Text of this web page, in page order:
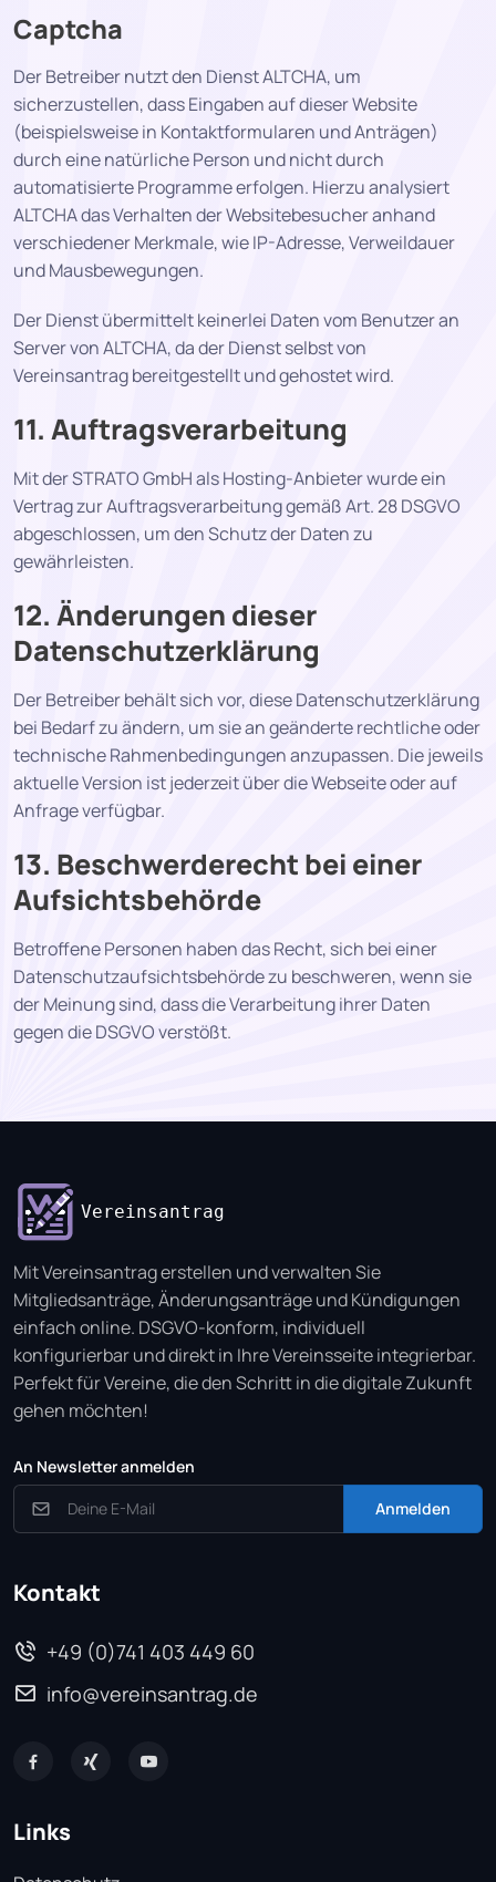
Captcha
Der Betreiber nutzt den Dienst ALTCHA, um
sicherzustellen, dass Eingaben auf dieser Website
(beispielsweise in Kontaktformularen und Anträgen)
durch eine natürliche Person und nicht durch
automatisierte Programme erfolgen. Hierzu analysiert
ALTCHA das Verhalten der Websitebesucher anhand
verschiedener Merkmale, wie IP-Adresse, Verweildauer
und Mausbewegungen.
Der Dienst übermittelt keinerlei Daten vom Benutzer an
Server von ALTCHA, da der Dienst selbst von
Vereinsantrag bereitgestellt und gehostet wird.
11. Auftragsverarbeitung
Mit der STRATO GmbH als Hosting-Anbieter wurde ein
Vertrag zur Auftragsverarbeitung gemäß Art. 28 DSGVO
abgeschlossen, um den Schutz der Daten zu
gewährleisten.
12. Änderungen dieser
Datenschutzerklärung
Der Betreiber behält sich vor, diese Datenschutzerklärung
bei Bedarf zu ändern, um sie an geänderte rechtliche oder
technische Rahmenbedingungen anzupassen. Die jeweils
aktuelle Version ist jederzeit über die Webseite oder auf
Anfrage verfügbar.
13. Beschwerderecht bei einer
Aufsichtsbehörde
Betroffene Personen haben das Recht, sich bei einer
Datenschutzaufsichtsbehörde zu beschweren, wenn sie
der Meinung sind, dass die Verarbeitung ihrer Daten
gegen die DSGVO verstößt.
Vereinsantrag
Mit Vereinsantrag erstellen und verwalten Sie
Mitgliedsanträge, Änderungsanträge und Kündigungen
einfach online. DSGVO-konform, individuell
konfigurierbar und direkt in Ihre Vereinsseite integrierbar.
Perfekt für Vereine, die den Schritt in die digitale Zukunft
gehen möchten!
An Newsletter anmelden
Anmelden
Kontakt
+49 (0)741 403 449 60
info@vereinsantrag.de
Links